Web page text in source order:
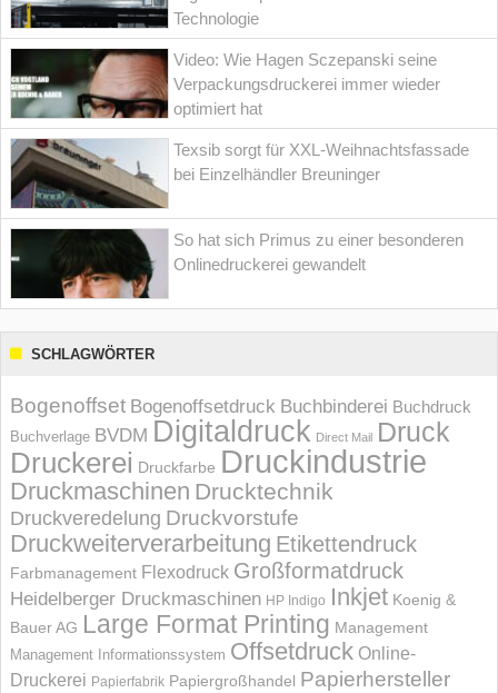
Technologie
Video: Wie Hagen Sczepanski seine
Verpackungsdruckerei immer wieder
optimiert hat
Texsib sorgt für XXL-Weihnachtsfassade
bei Einzelhändler Breuninger
So hat sich Primus zu einer besonderen
Onlinedruckerei gewandelt
SCHLAGWÖRTER
Bogenoffset Bogenoffsetdruck Buchbinderei Buchdruck
Buchverlage BVDM Digitaldruck Direct Mail Druck
Druckerei Druckfarbe Druckindustrie
Druckmaschinen Drucktechnik
Druckveredelung Druckvorstufe
Druckweiterverarbeitung Etikettendruck
Farbmanagement Flexodruck Großformatdruck
Heidelberger Druckmaschinen HP Indigo Inkjet Koenig &
Bauer AG Large Format Printing Management
Management Informations­system Offsetdruck Online-
Druckerei Papierfabrik Papiergroßhandel Papierhersteller